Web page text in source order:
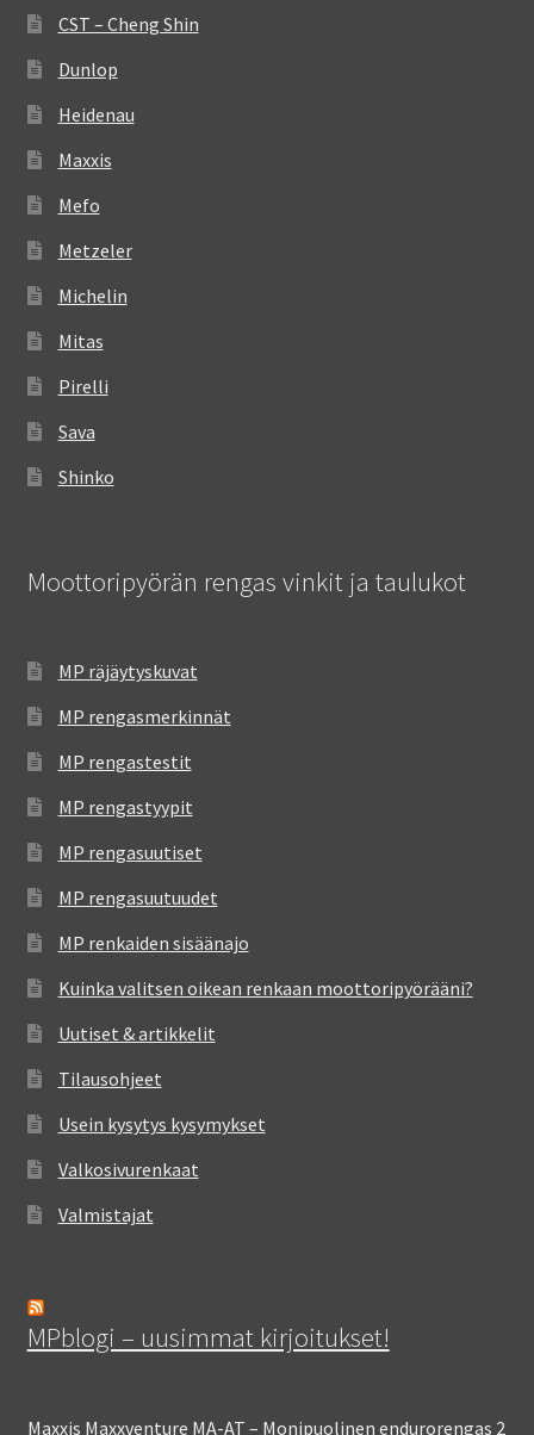
CST – Cheng Shin
Dunlop
Heidenau
Maxxis
Mefo
Metzeler
Michelin
Mitas
Pirelli
Sava
Shinko
Moottoripyörän rengas vinkit ja taulukot
MP räjäytyskuvat
MP rengasmerkinnät
MP rengastestit
MP rengastyypit
MP rengasuutiset
MP rengasuutuudet
MP renkaiden sisäänajo
Kuinka valitsen oikean renkaan moottoripyörääni?
Uutiset & artikkelit
Tilausohjeet
Usein kysytys kysymykset
Valkosivurenkaat
Valmistajat
MPblogi – uusimmat kirjoitukset!
Maxxis Maxxventure MA-AT – Monipuolinen endurorengas 2